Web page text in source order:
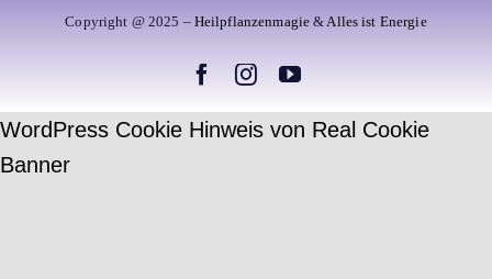
Copyright @ 2025 – Heilpflanzenmagie & Alles ist Energie
WordPress Cookie Hinweis von Real Cookie
Banner